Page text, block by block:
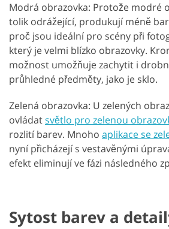
Modrá obrazovka: Protože modré
tolik odrážející, produkují méně
proč jsou ideální pro scény při
který je velmi blízko obrazovky.
možnost umožňuje zachytit i
průhledné předměty, jako je sklo.
Zelená obrazovka: U zelených
ovládatsvětlo pro zelenou
rozlití barev. Mnoho aplikace se
nyní přicházejí s vestavěnými
efekt eliminují ve fázi následného
Sytost barev a